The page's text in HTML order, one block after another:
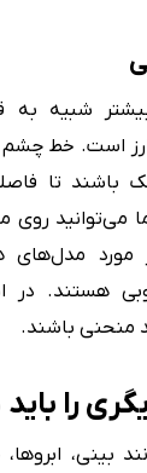
شبیه به
است. خط چشم
باشند تا
می‌توانید روی
مورد
هستند.
منحنی باشند.
را
بینی،